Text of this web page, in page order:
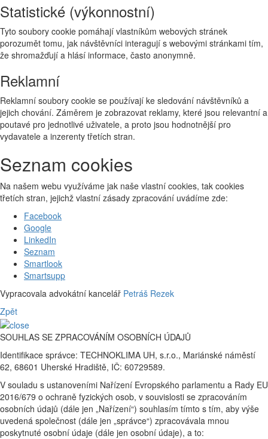
Statistické (výkonnostní)
Tyto soubory cookie pomáhají vlastníkům webových stránek
porozumět tomu, jak návštěvníci interagují s webovými stránkami tím,
že shromažďují a hlásí informace, často anonymně.
Reklamní
Reklamní soubory cookie se používají ke sledování návštěvníků a
jejich chování. Záměrem je zobrazovat reklamy, které jsou relevantní a
poutavé pro jednotlivé uživatele, a proto jsou hodnotnější pro
vydavatele a inzerenty třetích stran.
Seznam cookies
Na našem webu využíváme jak naše vlastní cookies, tak cookies
třetích stran, jejichž vlastní zásady zpracování uvádíme zde:
Facebook
Google
LinkedIn
Seznam
Smartlook
Smartsupp
Vypracovala advokátní kancelář Petráš Rezek
Zpět
SOUHLAS SE ZPRACOVÁNÍM OSOBNÍCH ÚDAJŮ
Identifikace správce: TECHNOKLIMA UH, s.r.o., Mariánské náměstí
62, 68601 Uherské Hradiště, IČ: 60729589.
V souladu s ustanoveními Nařízení Evropského parlamentu a Rady EU
2016/679 o ochraně fyzických osob, v souvislosti se zpracováním
osobních údajů (dále jen „Nařízení“) souhlasím tímto s tím, aby výše
uvedená společnost (dále jen „správce“) zpracovávala mnou
poskytnuté osobní údaje (dále jen osobní údaje), a to: